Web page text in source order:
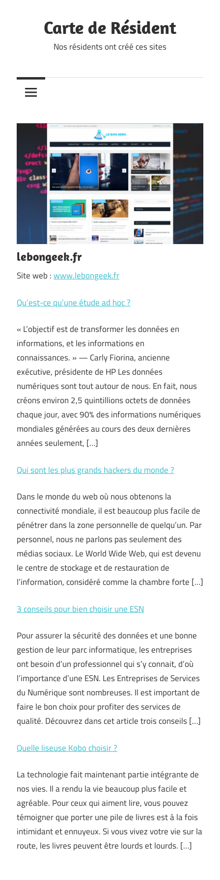
Carte de Résident
Nos résidents ont créé ces sites
lebongeek.fr
Site web :www.lebongeek.fr
Qu’est-ce qu’une étude ad hoc ?
« L’objectif est de transformer les données en
informations, et les informations en
connaissances. » — Carly Fiorina, ancienne
exécutive, présidente de HP Les données
numériques sont tout autour de nous. En fait, nous
créons environ 2,5 quintillions octets de données
chaque jour, avec 90% des informations numériques
mondiales générées au cours des deux dernières
années seulement, […]
Qui sont les plus grands hackers du monde ?
Dans le monde du web où nous obtenons la
connectivité mondiale, il est beaucoup plus facile de
pénétrer dans la zone personnelle de quelqu’un. Par
personnel, nous ne parlons pas seulement des
médias sociaux. Le World Wide Web, qui est devenu
le centre de stockage et de restauration de
l’information, considéré comme la chambre forte […]
3 conseils pour bien choisir une ESN
Pour assurer la sécurité des données et une bonne
gestion de leur parc informatique, les entreprises
ont besoin d’un professionnel qui s’y connait, d’où
l’importance d’une ESN. Les Entreprises de Services
du Numérique sont nombreuses. Il est important de
faire le bon choix pour profiter des services de
qualité. Découvrez dans cet article trois conseils […]
Quelle liseuse Kobo choisir ?
La technologie fait maintenant partie intégrante de
nos vies. Il a rendu la vie beaucoup plus facile et
agréable. Pour ceux qui aiment lire, vous pouvez
témoigner que porter une pile de livres est à la fois
intimidant et ennuyeux. Si vous vivez votre vie sur la
route, les livres peuvent être lourds et lourds. […]